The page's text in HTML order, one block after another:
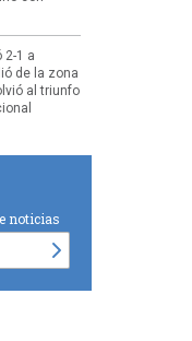
2-1 a
de la zona
al triunfo
noticias